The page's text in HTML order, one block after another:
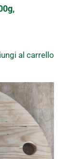
al carrello